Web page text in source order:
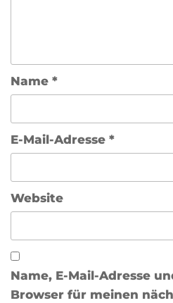
Name *
E-Mail-Adresse *
Website
Name, E-Mail-Adresse
Browser für meinen